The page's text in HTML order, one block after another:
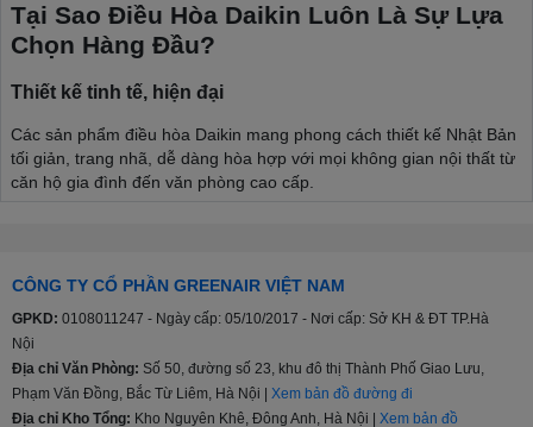
Tại Sao Điều Hòa Daikin Luôn Là Sự Lựa
Chọn Hàng Đầu?
Thiết kế tinh tế, hiện đại
Các sản phẩm điều hòa Daikin mang phong cách thiết kế Nhật Bản
tối giản, trang nhã, dễ dàng hòa hợp với mọi không gian nội thất từ
căn hộ gia đình đến văn phòng cao cấp.
lạnh đi dọc theo trần nhà rồi tỏa đều khắp phòng, tránh thổi
trực tiếp vào người, mang lại cảm giác dễ chịu và bảo vệ sức
Làm lạnh nhanh Powerful:Đạt nhiệt độ cài đặt chỉ trong 20
phút sau khi khởi động, xua tan cái nóng oi bực tức thì.
CÔNG TY CỔ PHẦN GREENAIR VIỆT NAM
GPKD: 0108011247 - Ngày cấp: 05/10/2017 - Nơi cấp: Sở KH & ĐT TP.Hà
Nội
Địa chỉ Văn Phòng: Số 50, đường số 23, khu đô thị Thành Phố Giao Lưu,
Phạm Văn Đồng, Bắc Từ Liêm, Hà Nội | Xem bản đồ đường đi
Địa chỉ Kho Tổng: Kho Nguyên Khê, Đông Anh, Hà Nội | Xem bản đồ